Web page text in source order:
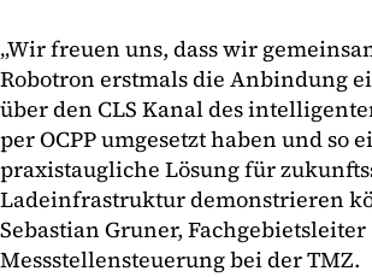
„Wir freuen uns, dass wir
Robotron erstmals die Anbindung
über den CLS Kanal des
per OCPP umgesetzt haben und so
praxistaugliche Lösung für
Ladeinfrastruktur demonstrieren
Sebastian Gruner, Fachgebietsleiter
Messstellensteuerung bei der TMZ.